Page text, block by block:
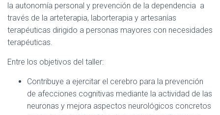
la autonomía personal y prevención de la dependencia a
través de la arteterapia, laborterapia y artesanías
terapéuticas dirigido a personas mayores con necesidades
terapéuticas.
Entre los objetivos del taller:
Contribuye a ejercitar el cerebro para la prevención
de afecciones cognitivas mediante la actividad de las
neuronas y mejora aspectos neurológicos concretos